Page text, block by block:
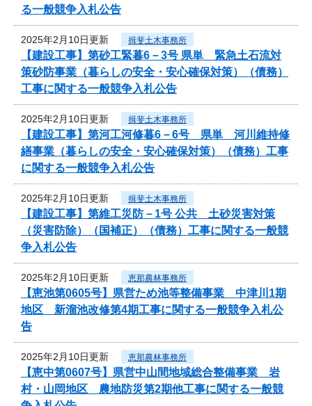
る一般競争入札公告
2025年2月10日更新 揖斐土木事務所
【建設工事】第砂工緊暮6－3号 県単 緊急土石流対
策砂防事業（暮らしの安全・安心確保対策）（債務）
工事に関する一般競争入札公告
2025年2月10日更新 揖斐土木事務所
【建設工事】第河工河修暮6－6号 県単 河川維持修
繕事業（暮らしの安全・安心確保対策）（債務）工事
に関する一般競争入札公告
2025年2月10日更新 揖斐土木事務所
【建設工事】第維工災防－1号 公共 土砂災害対策
（災害防除）（国補正）（債務）工事に関する一般競
争入札公告
2025年2月10日更新 恵那農林事務所
【恵池第0605号】県営ため池等整備事業 中津川1期
地区 新溜池改修第4期工事に関する一般競争入札公
告
2025年2月10日更新 恵那農林事務所
【恵中第0607号】県営中山間地域総合整備事業 岩
村・山岡地区 農地防災第2期他工事に関する一般競